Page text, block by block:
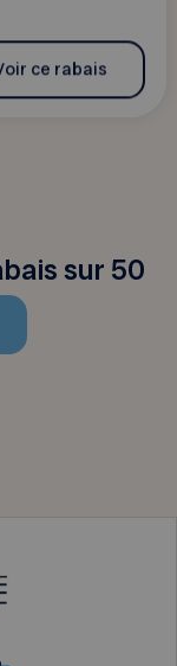
ce rabais
sur 50